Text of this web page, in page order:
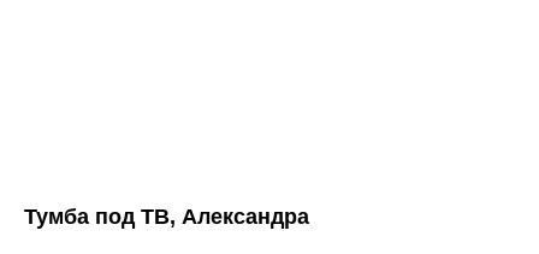
Тумба под ТВ, Александра